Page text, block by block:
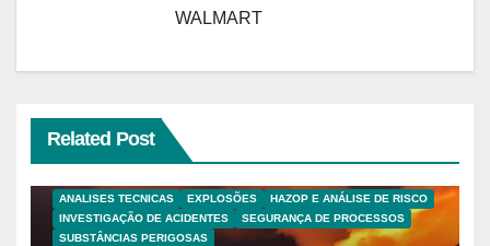
WALMART
Related Post
ANALISES TECNICAS EXPLOSÕES
HAZOP E ANÁLISE DE RISCO
INVESTIGAÇÃO DE ACIDENTES
SEGURANÇA DE PROCESSOS
SUBSTÂNCIAS PERIGOSAS